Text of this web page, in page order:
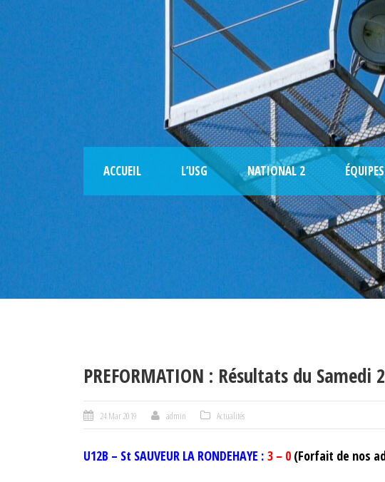
ACCUEIL L’USG NATIONAL 2 ÉQUIPES
PREFORMATION : Résultats du
24 Mar 2019 admin Actualités
U12B – St SAUVEUR LA RONDEHAYE : 3 – 0 (Forfait de nos